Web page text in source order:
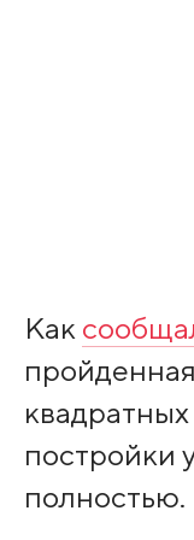
Как
постройки
полностью.